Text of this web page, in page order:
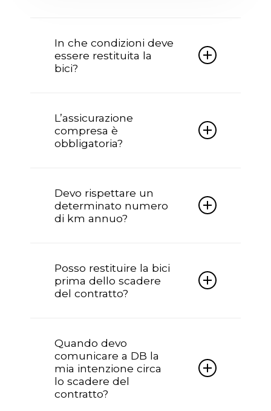
occorre essere in possesso della carta
identità non scaduta, codice fiscale,
IBAN del proprio conto corrente e per
In che condizioni deve
essere restituita la
bici?
restituita in buone condizioni, con le
manutenzione programmate
eseguite insieme alla
documentazione e accessori originali.
L’assicurazione
compresa è
obbligatoria?
viene interamente omaggiata da
Doctorbike per tutta la durata del
contratto.
Devo rispettare un
determinato numero
di km annuo?
rispettare.
Posso restituire la bici
prima dello scadere
del contratto?
prima della scadenza per seri motivi,
tramite forma scritta; in questo caso si
chiederà alla finanziaria il riconteggio
dell’importo a saldo.
Quando devo
comunicare a DB la
mia intenzione circa
lo scadere del
contratto?